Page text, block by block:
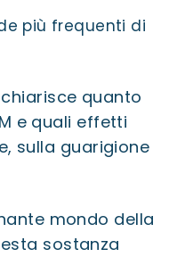
più frequenti di
quanto
e quali effetti
sulla guarigione
mondo della
sostanza